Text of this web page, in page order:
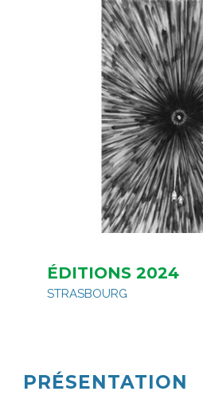
ÉDITIONS 2024
STRASBOURG
PRÉSENTATION